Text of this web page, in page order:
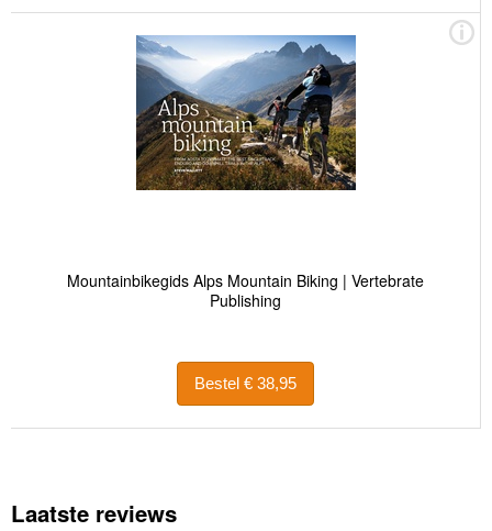
Mountainbikegids Alps Mountain Biking | Vertebrate
Publishing
Bestel € 38,95
Laatste reviews